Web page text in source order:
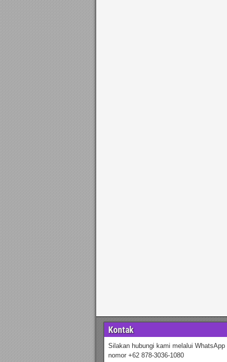
Kontak
Silakan hubungi kami melalui WhatsApp
nomor +62 878-3036-1080